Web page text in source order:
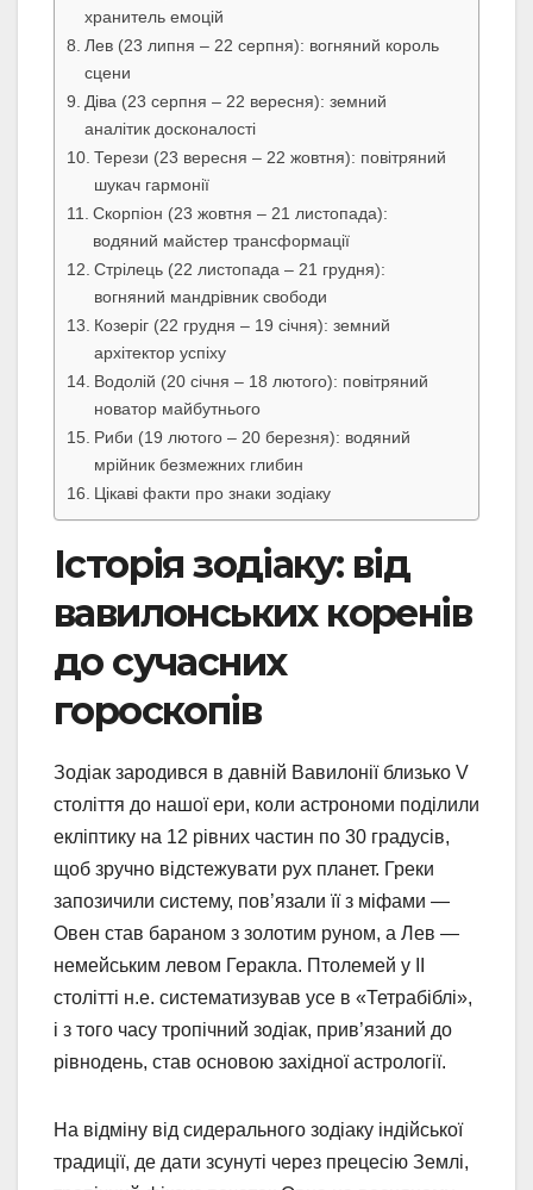
хранитель емоцій
Лев (23 липня – 22 серпня): вогняний король
сцени
Діва (23 серпня – 22 вересня): земний
аналітик досконалості
Терези (23 вересня – 22 жовтня): повітряний
шукач гармонії
Скорпіон (23 жовтня – 21 листопада):
водяний майстер трансформації
Стрілець (22 листопада – 21 грудня):
вогняний мандрівник свободи
Козеріг (22 грудня – 19 січня): земний
архітектор успіху
Водолій (20 січня – 18 лютого): повітряний
новатор майбутнього
Риби (19 лютого – 20 березня): водяний
мрійник безмежних глибин
Цікаві факти про знаки зодіаку
Історія зодіаку: від
вавилонських коренів
до сучасних
гороскопів
Зодіак зародився в давній Вавилонії близько V
століття до нашої ери, коли астрономи поділили
екліптику на 12 рівних частин по 30 градусів,
щоб зручно відстежувати рух планет. Греки
запозичили систему, пов’язали її з міфами —
Овен став бараном з золотим руном, а Лев —
немейським левом Геракла. Птолемей у II
столітті н.е. систематизував усе в «Тетрабіблі»,
і з того часу тропічний зодіак, прив’язаний до
рівнодень, став основою західної астрології.
На відміну від сидерального зодіаку індійської
традиції, де дати зсунуті через прецесію Землі,